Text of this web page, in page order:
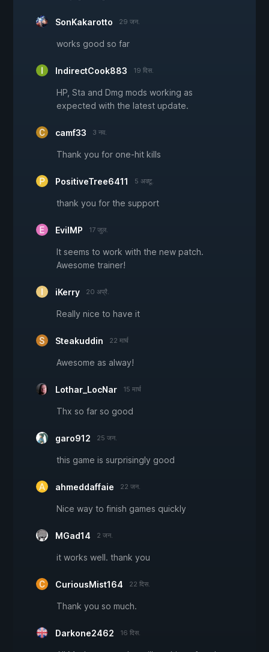
SonKakarotto 29 जन.
works good so far
IndirectCook883 19 दिस.
HP, Sta and Dmg mods working as
expected with the latest update.
camf33 3 नव.
Thank you for one-hit kills
PositiveTree6411 5 अक्टू.
thank you for the support
EvilMP 17 जुल.
It seems to work with the new patch.
Awesome trainer!
iKerry 20 अप्रै.
Really nice to have it
Steakuddin 22 मार्च
Awesome as alway!
Lothar_LocNar 15 मार्च
Thx so far so good
garo912 25 जन.
this game is surprisingly good
ahmeddaffaie 22 जन.
Nice way to finish games quickly
MGad14 2 जन.
it works well. thank you
CuriousMist164 22 दिस.
Thank you so much.
Darkone2462 16 दिस.